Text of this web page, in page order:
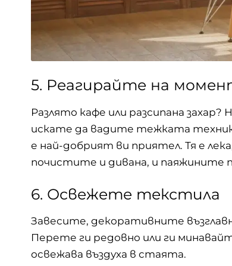
5. Реагирайте на
Разлято кафе или разсипана
искате да вадите тежката
е най-добрият ви приятел. Тя е
почистите и дивана, и паяжините
6. Освежете текстила
Завесите, декоративните
Перете ги редовно или ги
освежава въздуха в стаята.